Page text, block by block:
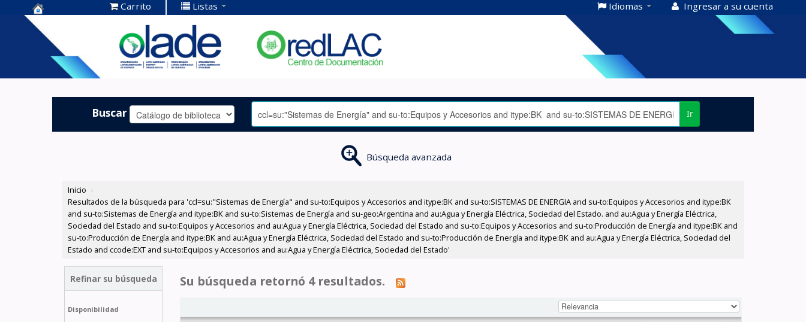
Centro de
Documentación
OLADE -
Carrito Listas Idiomas Ingresar a su cuenta
Buscar Ir
Búsqueda avanzada
Inicio ›
Resultados de la búsqueda para 'ccl=su:"Sistemas de Energía" and su-to:Equipos y Accesorios and itype:BK and su-to:SISTEMAS DE ENERGIA and su-to:Equipos y Accesorios and itype:BK
and su-to:Sistemas de Energía and itype:BK and su-to:Sistemas de Energía and su-geo:Argentina and au:Agua y Energía Eléctrica, Sociedad del Estado. and au:Agua y Energía Eléctrica,
Sociedad del Estado and su-to:Equipos y Accesorios and au:Agua y Energía Eléctrica, Sociedad del Estado and su-to:Equipos y Accesorios and su-to:Producción de Energía and itype:BK and
su-to:Producción de Energía and itype:BK and au:Agua y Energía Eléctrica, Sociedad del Estado and su-to:Producción de Energía and itype:BK and au:Agua y Energía Eléctrica, Sociedad del
Estado and ccode:EXT and su-to:Equipos y Accesorios and au:Agua y Energía Eléctrica, Sociedad del Estado'
Refinar su búsqueda
Disponibilidad
Su búsqueda retornó 4 resultados.